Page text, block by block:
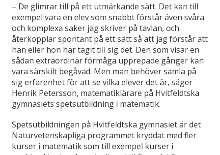
– De glimrar till på ett utmärkande sätt. Det kan till
exempel vara en elev som snabbt förstår även svåra
och komplexa saker jag skriver på tavlan, och
återkopplar spontant på ett sätt så att jag förstår att
han eller hon har tagit till sig det. Den som visar en
sådan extraordinär förmåga upprepade gånger kan
vara särskilt begåvad. Men man behöver samla på
sig erfarenhet för att se vilka elever det är, säger
Henrik Petersson, matematiklärare på Hvitfeldtska
gymnasiets spetsutbildning i matematik.
Spetsutbildningen på Hvitfeldtska gymnasiet är det
Naturvetenskapliga programmet kryddat med fler
kurser i matematik som till exempel kurser i